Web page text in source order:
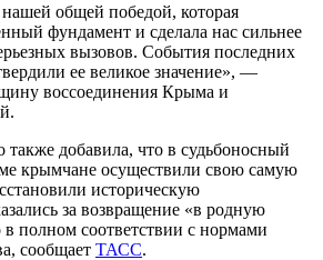
общей победой, которая
фундамент и сделала нас сильнее
вызовов. События последних
ее великое значение», —
воссоединения Крыма и
добавила, что в судьбоносный
крымчане осуществили свою самую
историческую
за возвращение «в родную
в полном соответствии с нормами
сообщает ТАСС.